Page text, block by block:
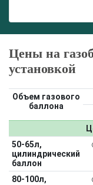
Цены на
установкой
Объем газового
баллона
50-65л,
цилиндрический
баллон
80-100л,